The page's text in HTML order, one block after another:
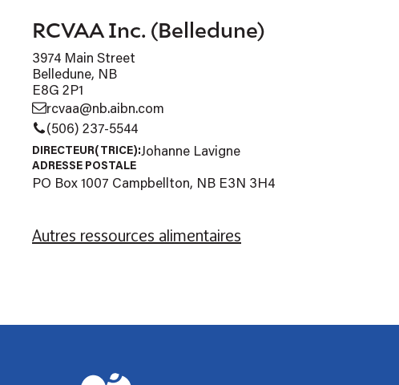
RCVAA Inc. (Belledune)
3974 Main Street
Belledune, NB
E8G 2P1
rcvaa@nb.aibn.com
(506) 237-5544
DIRECTEUR(TRICE):Johanne Lavigne
ADRESSE POSTALE
PO Box 1007 Campbellton, NB E3N 3H4
Autres ressources alimentaires